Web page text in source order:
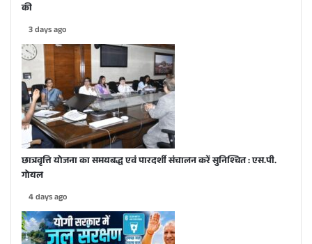
की
3 days ago
छात्रवृत्ति योजना का समयबद्ध एवं पारदर्शी संचालन करें सुनिश्चित : एस.पी.
गोयल
4 days ago